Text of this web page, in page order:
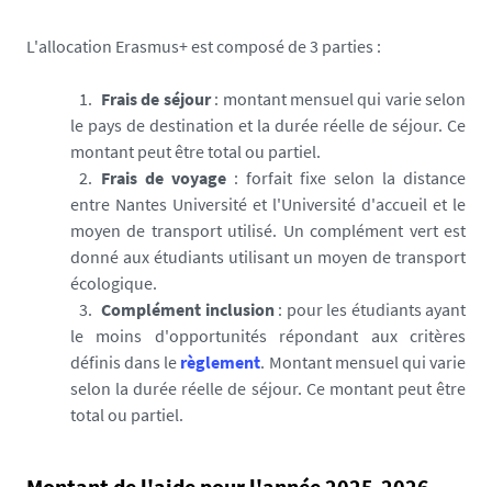
L'allocation Erasmus+ est composé de 3 parties :
Frais de séjour: montant mensuel qui varie selon
le pays de destination et la durée réelle de séjour. Ce
montant peut être total ou partiel.
Frais de voyage : forfait fixe selon la distance
entre Nantes Université et l'Université d'accueil et le
moyen de transport utilisé. Un complément vert est
donné aux étudiants utilisant un moyen de transport
écologique.
Complément inclusion: pour les étudiants ayant
le moins d'opportunités répondant aux critères
définis dans le règlement. Montant mensuel qui varie
selon la durée réelle de séjour. Ce montant peut être
total ou partiel.